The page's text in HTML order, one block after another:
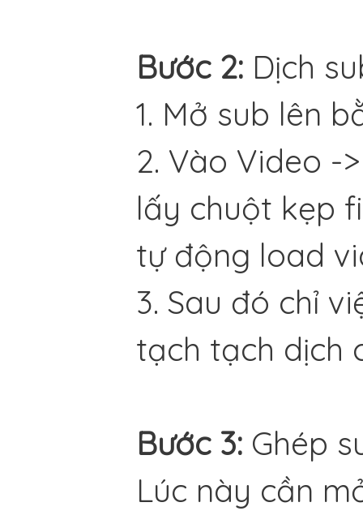
Bước 2: Dịch
1. Mở sub lên
2. Vào Video -
lấy chuột kẹp
tự động load
3. Sau đó chỉ
tạch tạch dịch
Bước 3: Ghép
Lúc này cần